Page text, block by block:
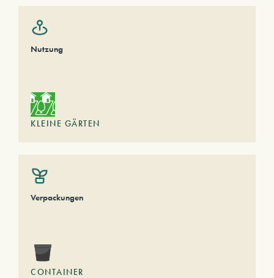
Nutzung
KLEINE GÄRTEN
Verpackungen
CONTAINER